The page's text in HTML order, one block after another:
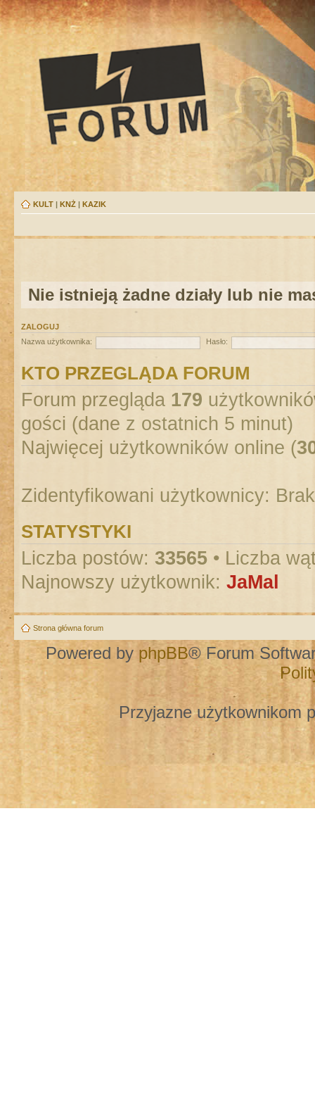
KULT | KNŻ | KAZIK
Nie istnieją żadne działy lub nie
ZALOGUJ
Nazwa użytkownika:
Hasło:
KTO PRZEGLĄDA FORUM
Forum przegląda 179
gości (dane z ostatnich 5 minut)
Najwięcej użytkowników online (
Zidentyfikowani użytkownicy:
STATYSTYKI
Liczba postów: 33565 • Liczba
Najnowszy użytkownik: JaMal
Strona główna forum
Powered by phpBB® Forum
Przyjazne użytkownikom